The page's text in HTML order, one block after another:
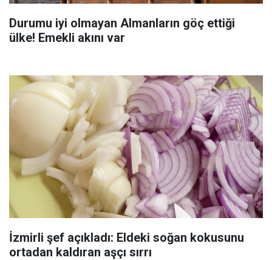
Durumu iyi olmayan Almanların göç ettiği
ülke! Emekli akını var
İzmirli şef açıkladı: Eldeki soğan kokusunu
ortadan kaldıran aşçı sırrı